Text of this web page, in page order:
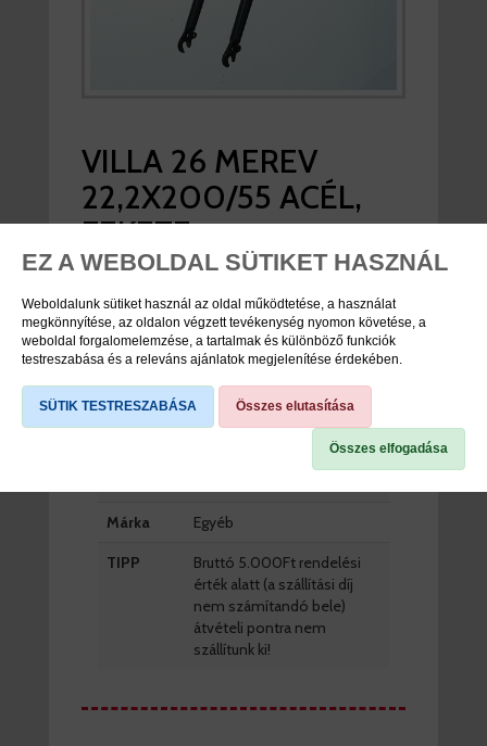
EZ A WEBOLDAL SÜTIKET HASZNÁL
Weboldalunk sütiket használ az oldal működtetése, a használat
megkönnyítése, az oldalon végzett tevékenység nyomon követése, a
weboldal forgalomelemzése, a tartalmak és különböző funkciók
testreszabása és a releváns ajánlatok megjelenítése érdekében.
SÜTIK TESTRESZABÁSA Összes elutasítása
Összes elfogadása
VILLA 26 MEREV
22,2X200/55 ACÉL,
FEKETE
viddabringat ár: 4.400 Ft
nincs raktáron
TERMÉK SPECIFIKÁCIÓK
Márka Egyéb
TIPP
Bruttó 5.000Ft rendelési
érték alatt (a szállítási díj
nem számítandó bele)
átvételi pontra nem
szállítunk ki!